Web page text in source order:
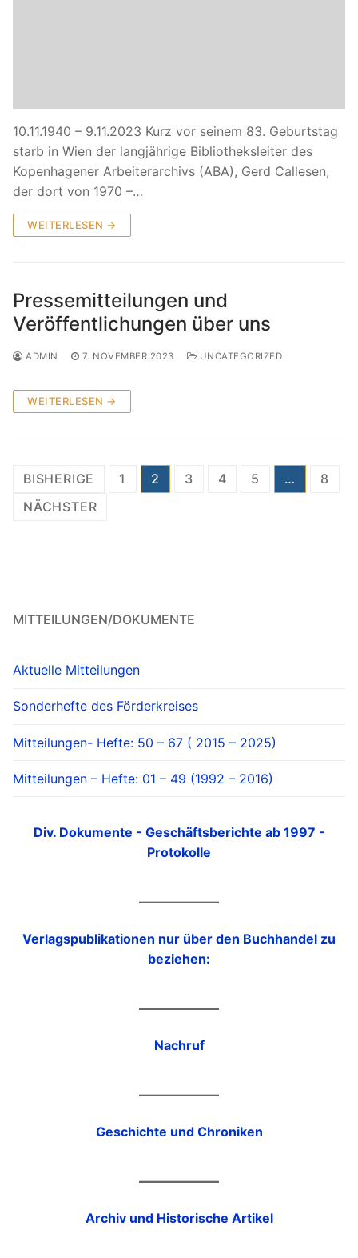
10.11.1940 – 9.11.2023 Kurz vor seinem 83. Geburtstag
starb in Wien der langjährige Bibliotheksleiter des
Kopenhagener Arbeiterarchivs (ABA), Gerd Callesen,
der dort von 1970 –…
WEITERLESEN →
Pressemitteilungen und
Veröffentlichungen über uns
ADMIN 7. NOVEMBER 2023 UNCATEGORIZED
WEITERLESEN →
Seitennummerierung
der
BISHERIGE 1 2 3 4 5 …
8
NÄCHSTER
MITTEILUNGEN/DOKUMENTE
Aktuelle Mitteilungen
Sonderhefte des Förderkreises
Mitteilungen- Hefte: 50 – 67 ( 2015 – 2025)
Mitteilungen – Hefte: 01 – 49 (1992 – 2016)
Div. Dokumente - Geschäftsberichte ab 1997 -
Protokolle
Verlagspublikationen nur über den Buchhandel zu
beziehen:
Nachruf
Geschichte und Chroniken
Archiv und Historische Artikel